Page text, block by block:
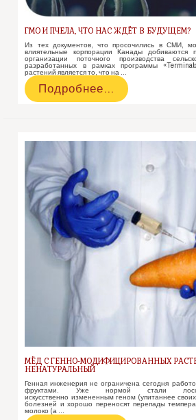
ГМО И ПЧЕЛА, ЧТО НАС ЖДЁТ В БУДУЩЕМ?
Из тех документов, что просочились в СМИ,
влиятельные корпорации Канады добиваются
организации поточного производства
разработанных в рамках программы
растений является то, что на …
ГМО
и
будущем?
Подробнее…
МЁД С ГЕННО-МОДИФИЦИРОВАННЫХ
НЕНАТУРАЛЬНЫЙ
Генная инженерия не ограничена сегодня
фруктами. Уже нормой стали
искусственно измененным геном (упитаннее
болезней и хорошо переносят перепады
молоко (а …